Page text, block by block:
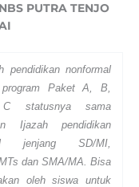
PUTRA TENJO
pendidikan nonformal
Paket A, B,
statusnya sama
Ijazah pendidikan
jenjang SD/MI,
dan SMA/MA. Bisa
oleh siswa untuk